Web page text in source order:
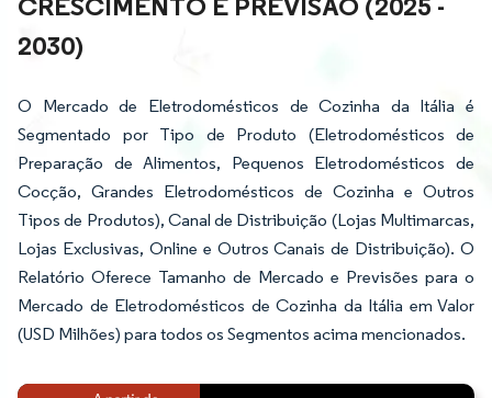
2030)
O Mercado de Eletrodomésticos de Cozinha da Itália é
Segmentado por Tipo de Produto (Eletrodomésticos de
Preparação de Alimentos, Pequenos Eletrodomésticos de
Cocção, Grandes Eletrodomésticos de Cozinha e Outros
Tipos de Produtos), Canal de Distribuição (Lojas Multimarcas,
Lojas Exclusivas, Online e Outros Canais de Distribuição). O
Relatório Oferece Tamanho de Mercado e Previsões para o
Mercado de Eletrodomésticos de Cozinha da Itália em Valor
(USD Milhões) para todos os Segmentos acima mencionados.